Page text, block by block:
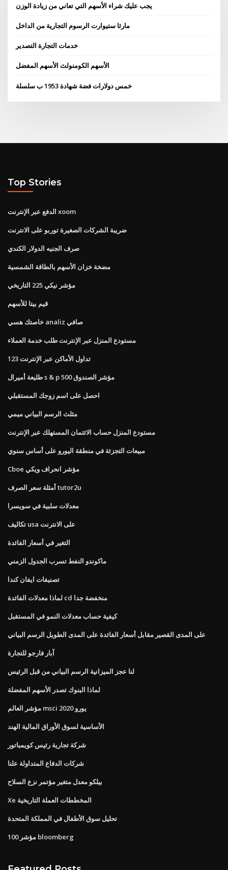
يجب عليك شراء الأسهم التي تعاني من زيادة الوزن
مارثا ستيوارت الرسوم التجارية من الداخل
خدمات التجارة التصدير
الأسهم الكومنولث الأسهم المفضل
خمس دولارات فضة شهادة 1953 ب سلسلة
Top Stories
الدفع عبر الإنترنت xoom
ضريبة الشركات الصغيرة توربو على الانترنت
صرف الجنيه الدولار الكندي
مضخة خزان الأسهم بالطاقة الشمسية
مؤشر نيكي 225 التاريخي
قيم بيتا للأسهم
خاصتك هسي analiz صافي
مستودع المنزل عبر الإنترنت طلب خدمة العملاء
تداول الأماكن عبر الإنترنت 123
طليعة أميرال s & p 500 مؤشر الصندوق
احصل على اسم زوجك المستقبلي
مثلث الرسم البياني ميمي
مستودع المنزل حساب الائتمان المستهلك عبر الإنترنت
مبيعات التجزئة في منطقة اليورو على أساس سنوي
Cboe مؤشر انحراف ويكي
أمثلة سعر الصرف tutor2u
معدلات سلبية في سويسرا
تكاليف usa على الانترنت
التغير في أسعار الفائدة
ماكوندو النفط تسرب الجدول الزمني
تصنيفات ايفان كندا
لماذا معدلات الفائدة cd منخفضة جدا
كيفية حساب معدلات النمو في المستقبل
على المدى القصير مقابل أسعار الفائدة على المدى الطويل الرسم البياني
آبار فارجو للتجارة
لنا عجز الميزانية الرسم البياني من قبل الرئيس
لماذا البنوك تصدر الأسهم المفضلة
مؤشر العالم msci 2020 يورو
الأساسية لسوق الأوراق المالية الهند
شركة تجارية رئيس كويمباتور
شركات الدفاع المتداولة علنا
بيلكو معدل متغير مؤتمر نزع السلاح
Xe المخططات العملة التاريخية
تحليل سوق الأطفال في المملكة المتحدة
مؤشر 100 bloomberg